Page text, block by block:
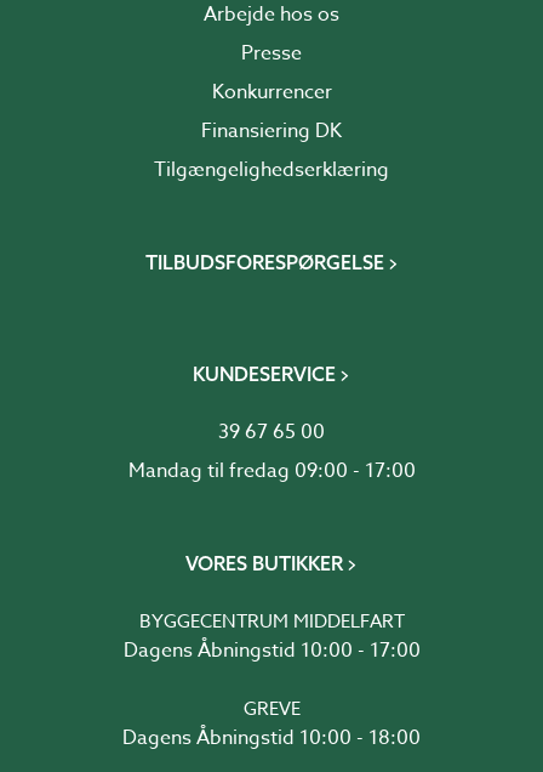
Arbejde hos os
Presse
Konkurrencer
Finansiering DK
Tilgængelighedserklæring
TILBUDSFORESPØRGELSE
KUNDESERVICE
39 67 65 00
Mandag til fredag 09:00 - 17:00
VORES BUTIKKER
BYGGECENTRUM MIDDELFART
Dagens Åbningstid 10:00 - 17:00
GREVE
Dagens Åbningstid 10:00 - 18:00